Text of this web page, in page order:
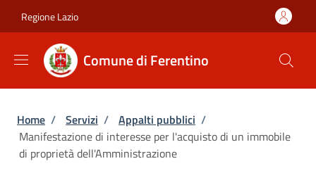
Regione Lazio
Comune di Ferentino
Briciole di pane
Home / Servizi / Appalti pubblici /
Manifestazione di interesse per l'acquisto di un immobile
di proprietà dell'Amministrazione